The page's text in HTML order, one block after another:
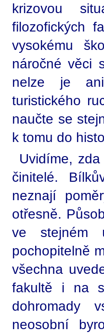
krizovou
filozofických
vysokému
náročné věci
nelze je ani
turistického
naučte se
k tomu do
Uvidíme,
činitelé.
neznají
otřesně.
ve stejném
pochopitelně
všechna
fakultě i na
dohromady
neosobní